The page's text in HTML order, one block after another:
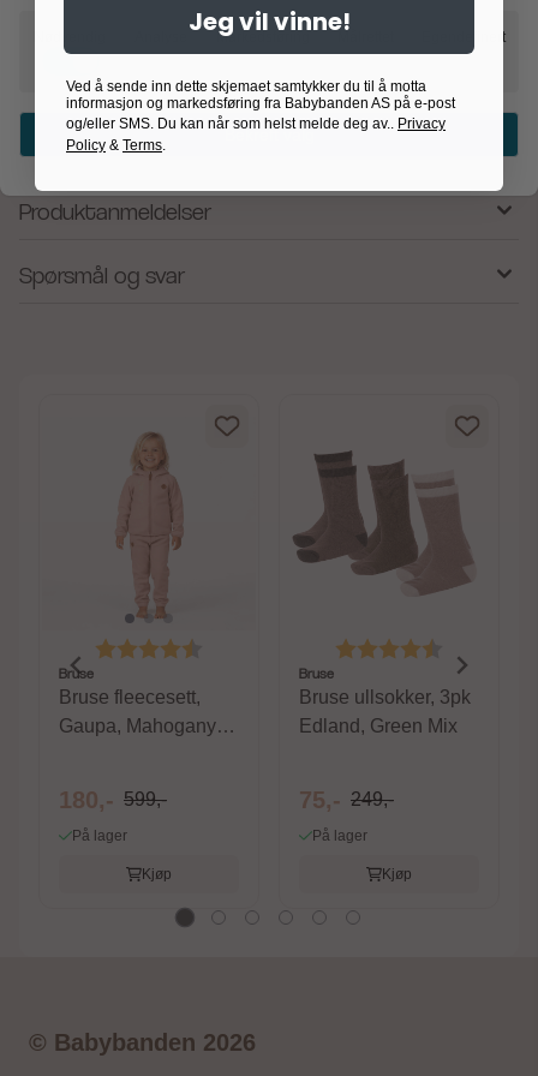
dagers leveringstid må påregnes.
MICKEY Baby Smokk 0-6 mnd - Perfekt til både barn og
voksne, laget med høy kvalitet for å gi glede i hverdagen.
Produsent
Produktanmeldelser
Spørsmål og svar
Karakter:
Bruse
Bruse fleecesett,
Gaupa, Mahogany
180,- 599,-
På lager
Kjøp
Karakter:
Bruse
Bruse ullsokker, 3pk
Edland, Green Mix
75,- 249,-
På lager
Kjøp
© Babybanden 2026
Markedsføring Egendefinert
Bekreft valg
Jeg vil vinne!
Ved å sende inn dette skjemaet samtykker du til å motta
informasjon og markedsføring fra Babybanden AS på e-post
og/eller SMS. Du kan når som helst melde deg av.. Privacy
Policy & Terms